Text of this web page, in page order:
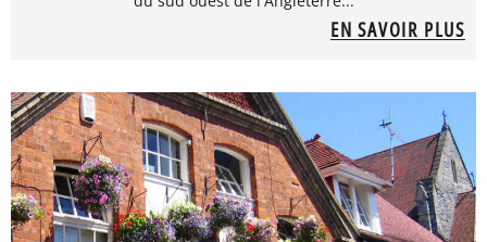
EN SAVOIR PLUS